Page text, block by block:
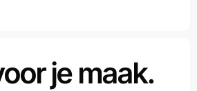
je maak.